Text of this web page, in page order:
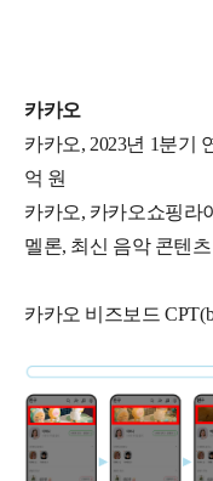
카카오
카카오, 2023년 1분기
억 원
카카오, 카카오쇼핑라
멜론, 최신 음악 콘텐
카카오 비즈보드